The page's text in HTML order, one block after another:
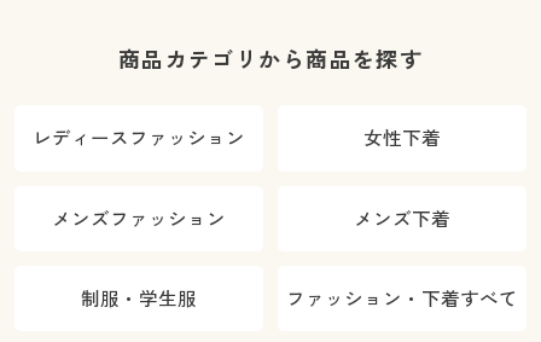
商品カテゴリから商品を探す
レディースファッション 女性下着
メンズファッション メンズ下着
制服・学生服 ファッション・下着すべて